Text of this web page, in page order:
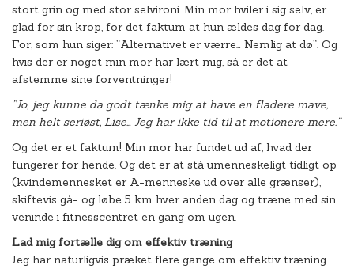
stort grin og med stor selvironi. Min mor hviler i sig selv, er
glad for sin krop, for det faktum at hun ældes dag for dag.
For, som hun siger: ”Alternativet er værre… Nemlig at dø”. Og
hvis der er noget min mor har lært mig, så er det at
afstemme sine forventninger!
”Jo, jeg kunne da godt tænke mig at have en fladere mave,
men helt seriøst, Lise… Jeg har ikke tid til at motionere mere.”
Og det er et faktum! Min mor har fundet ud af, hvad der
fungerer for hende. Og det er at stå umenneskeligt tidligt op
(kvindemennesket er A-menneske ud over alle grænser),
skiftevis gå- og løbe 5 km hver anden dag og træne med sin
veninde i fitnesscentret en gang om ugen.
Lad mig fortælle dig om effektiv træning
Jeg har naturligvis præket flere gange om effektiv træning